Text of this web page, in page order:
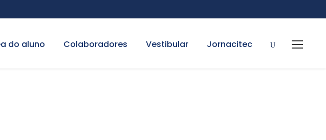
do aluno Colaboradores Vestibular Jornacitec